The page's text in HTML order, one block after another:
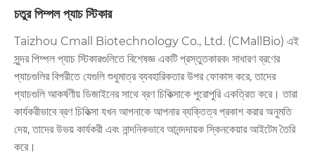
চতুর পিম্পল প্যাচ স্টিকার
Taizhou Cmall Biotechnology Co., Ltd. (CMallBio) এই
সুন্দর পিম্পল প্যাচ স্টিকারগুলিতে বিশেষজ্ঞ একটি প্রস্তুতকারক৷ সাধারণ ব্রণের
প্যাচগুলির বিপরীতে যেগুলি শুধুমাত্র ব্যবহারিকতার উপর ফোকাস করে, তাদের
প্যাচগুলি আকর্ষণীয় ডিজাইনের সাথে ব্রণ চিকিত্সাকে পুরোপুরি একত্রিত করে। তারা
কার্যকরীভাবে ব্রণ চিকিত্সা যখন আপনাকে আপনার ব্যক্তিত্ব প্রকাশ করার অনুমতি
দেয়, তাদের উভয় কার্যকরী এবং নান্দনিকভাবে আনন্দদায়ক স্কিনকেয়ার আইটেম তৈরি
করে।